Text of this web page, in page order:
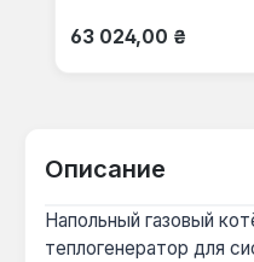
Обычная цена:
63 024,00 ₴
Описание
Напольный газовый
теплогенератор для